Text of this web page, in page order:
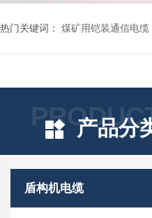
热门关键词： 煤矿用铠装通信电缆 煤矿用信号电缆 煤矿用通信电缆 矿用阻燃通信电缆 矿
产品分
盾构机电缆